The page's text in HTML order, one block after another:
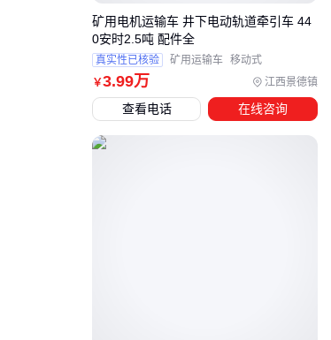
￥3.99万 江西景德镇
矿用电机运输车 井下电动轨道牵引车 44
0安时2.5吨 配件全
真实性已核验 矿用运输车 移动式
查看电话 在线咨询